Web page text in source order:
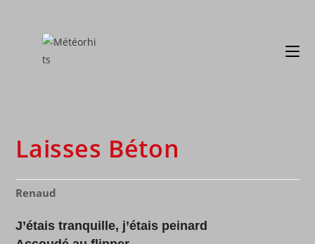
Laisses Béton
Renaud
J’étais tranquille, j’étais peinard